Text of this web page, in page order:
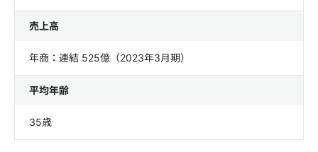
売上高
年商：連結 525億（2023年3月期）
平均年齢
35歳